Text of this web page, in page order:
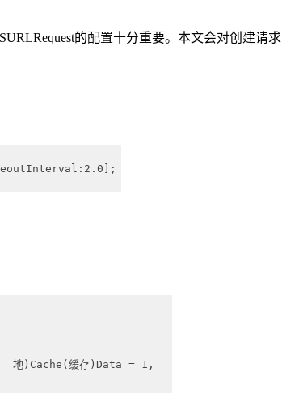
的配置十分重要。本文会对创建请
地)Cache(缓存)Data = 1,